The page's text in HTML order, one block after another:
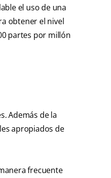
el uso de una
obtener el nivel
partes por millón
Además de la
apropiados de
frecuente